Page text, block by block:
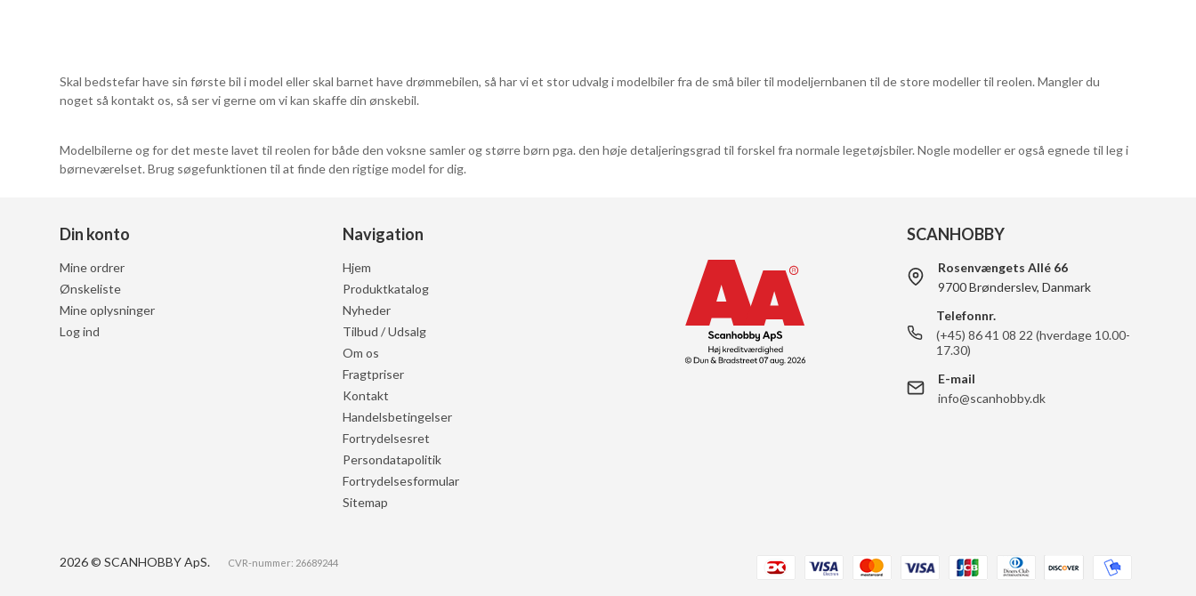
Skal bedstefar have sin første bil i model eller skal barnet have drømmebilen, så har vi et stor udvalg i modelbiler fra de små biler til modeljernbanen til de store modeller til reolen. Mangler du
noget så kontakt os, så ser vi gerne om vi kan skaffe din ønskebil.
Modelbilerne og for det meste lavet til reolen for både den voksne samler og større børn pga. den høje detaljeringsgrad til forskel fra normale legetøjsbiler. Nogle modeller er også egnede til leg i
børneværelset. Brug søgefunktionen til at finde den rigtige model for dig.
Din konto
Mine ordrer
Ønskeliste
Mine oplysninger
Log ind
Navigation
Hjem
Produktkatalog
Nyheder
Tilbud / Udsalg
Om os
Fragtpriser
Kontakt
Handelsbetingelser
Fortrydelsesret
Persondatapolitik
Fortrydelsesformular
Sitemap
SCANHOBBY
Rosenvængets Allé 66
9700 Brønderslev, Danmark
Telefonnr.
(+45) 86 41 08 22 (hverdage 10.00-
17.30)
E-mail
info@scanhobby.dk
2026 © SCANHOBBY ApS. CVR-nummer: 26689244